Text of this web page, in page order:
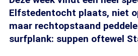
Elfstedentocht plaats, niet
maar rechtopstaand
surfplank: suppen oftewel